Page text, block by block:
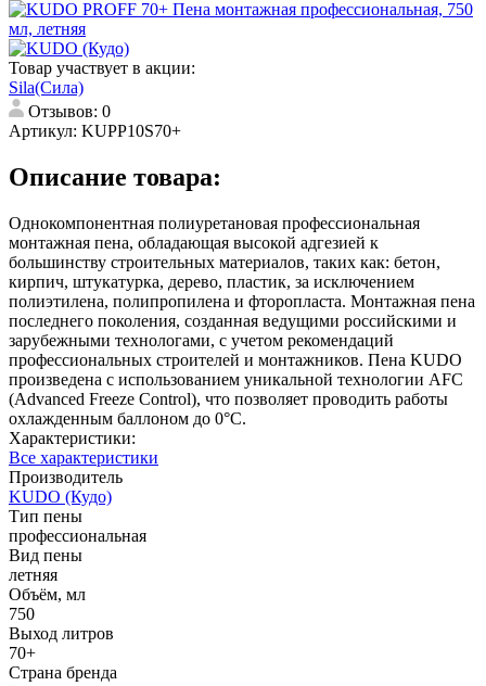
Товар участвует в акции:
Sila(Сила)
Отзывов: 0
Артикул: KUPP10S70+
Описание товара:
Однокомпонентная полиуретановая профессиональная
монтажная пена, обладающая высокой адгезией к
большинству строительных материалов, таких как: бетон,
кирпич, штукатурка, дерево, пластик, за исключением
полиэтилена, полипропилена и фторопласта. Монтажная пена
последнего поколения, созданная ведущими российскими и
зарубежными технологами, с учетом рекомендаций
профессиональных строителей и монтажников. Пена KUDO
произведена с использованием уникальной технологии AFC
(Advanced Freeze Control), что позволяет проводить работы
охлажденным баллоном до 0°С.
Характеристики:
Все характеристики
Производитель
KUDO (Кудо)
Тип пены
профессиональная
Вид пены
летняя
Объём, мл
750
Выход литров
70+
Страна бренда